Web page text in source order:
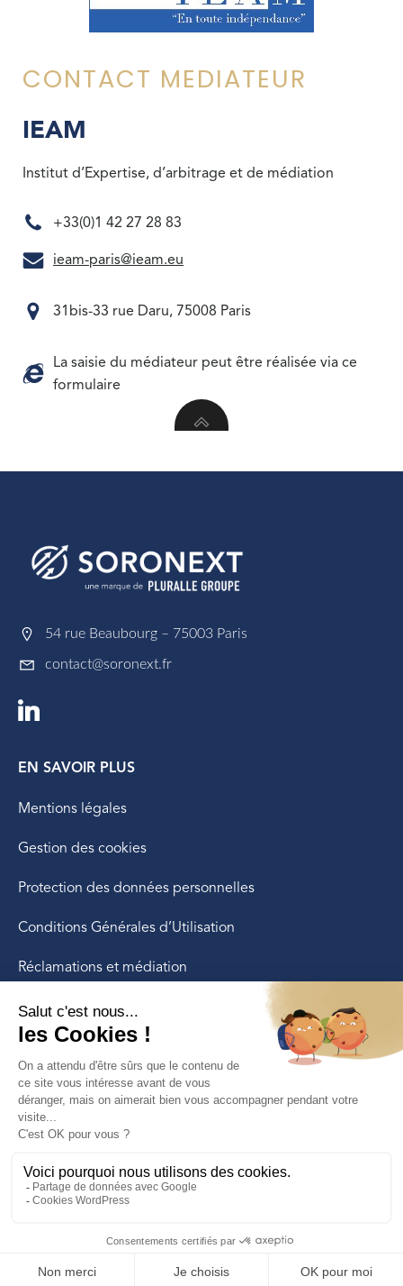
CONTACT MEDIATEUR
IEAM
Institut d’Expertise, d’arbitrage et de médiation
+33(0)1 42 27 28 83
ieam-paris@ieam.eu
31bis-33 rue Daru, 75008 Paris
La saisie du médiateur peut être réalisée via ce
formulaire
54 rue Beaubourg – 75003 Paris
contact@soronext.fr
EN SAVOIR PLUS
Mentions légales
Gestion des cookies
Protection des données personnelles
Conditions Générales d’Utilisation
Réclamations et médiation
LE GROUPE
Pluralle Groupe
Groupe Quintésens
CashBack Assurances
Quiétis Gestion